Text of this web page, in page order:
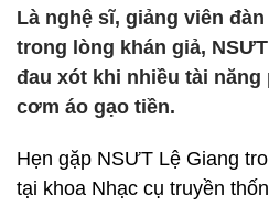
Là nghệ sĩ, giảng viên
trong lòng khán giả,
đau xót khi nhiều tài năng
cơm áo gạo tiền.
Hẹn gặp NSƯT Lệ Giang
tại khoa Nhạc cụ truyền